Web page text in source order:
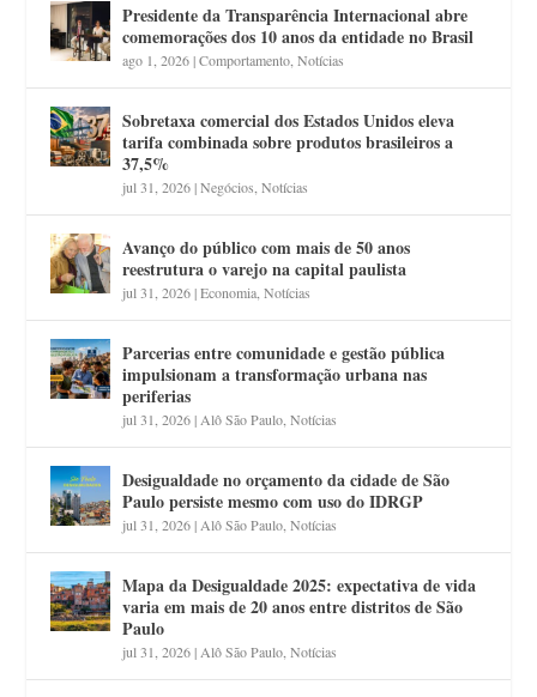
Presidente da Transparência Internacional abre
comemorações dos 10 anos da entidade no Brasil
ago 1, 2026|Comportamento ,Notícias
Sobretaxa comercial dos Estados Unidos eleva
tarifa combinada sobre produtos brasileiros a
37,5%
jul 31, 2026|Negócios ,Notícias
Avanço do público com mais de 50 anos
reestrutura o varejo na capital paulista
jul 31, 2026|Economia ,Notícias
Parcerias entre comunidade e gestão pública
impulsionam a transformação urbana nas
periferias
jul 31, 2026| Alô São Paulo ,Notícias
Desigualdade no orçamento da cidade de São
Paulo persiste mesmo com uso do IDRGP
jul 31, 2026| Alô São Paulo ,Notícias
Mapa da Desigualdade 2025: expectativa de vida
varia em mais de 20 anos entre distritos de São
Paulo
jul 31, 2026| Alô São Paulo ,Notícias